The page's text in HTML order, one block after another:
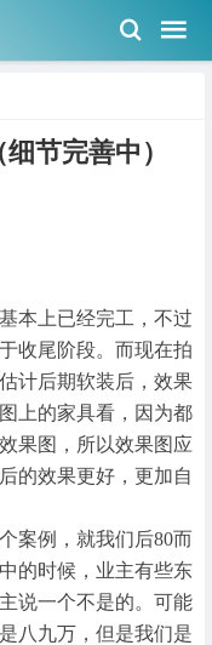
节完善中）
本上已经完工，不过
收尾阶段。而现在拍
计后期软装后，效果
上的家具看，因为都
果图，所以效果图应
的效果更好，更加自
案例，就我们后80而
的时候，业主有些东
说一个不是的。可能
八九万，但是我们是